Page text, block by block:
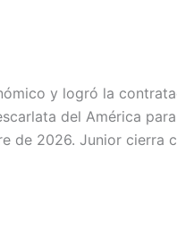
y logró la
del América
de 2026. Junior cierra